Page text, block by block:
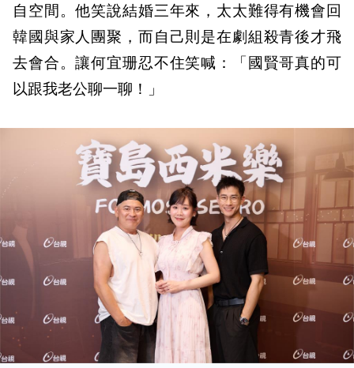
自空間。他笑說結婚三年來，太太難得有機會回
韓國與家人團聚，而自己則是在劇組殺青後才飛
去會合。讓何宜珊忍不住笑喊：「國賢哥真的可
以跟我老公聊一聊！」